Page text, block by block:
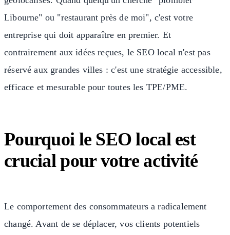
Libourne" ou "restaurant près de moi", c'est votre
entreprise qui doit apparaître en premier. Et
contrairement aux idées reçues, le SEO local n'est pas
réservé aux grandes villes : c'est une stratégie accessible,
efficace et mesurable pour toutes les TPE/PME.
Pourquoi le SEO local est
crucial pour votre activité
Le comportement des consommateurs a radicalement
changé. Avant de se déplacer, vos clients potentiels